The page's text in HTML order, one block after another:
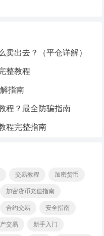
出去？（平仓详解）
整教程
指南
程？最全防骗指南
程完整指南
交易教程
加密货币
加密货币充值指南
合约交易
安全指南
交易
新手入门